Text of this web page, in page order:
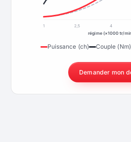
1 2,5 4
régime (×1000 tr/
Puissance (ch) Couple (Nm)
Demander mon